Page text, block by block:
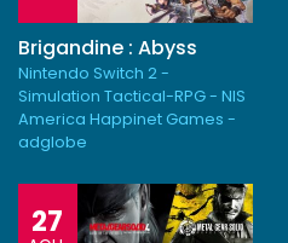
Brigandine : Abyss
Nintendo Switch 2 -
Simulation Tactical-RPG - NIS
America Happinet Games -
adglobe
27